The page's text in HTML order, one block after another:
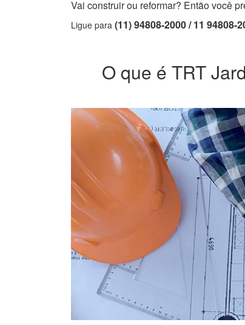
Vai construir ou reformar? Então você
Ligue para (11) 94808-2000 / 11 94808-
O que é TRT